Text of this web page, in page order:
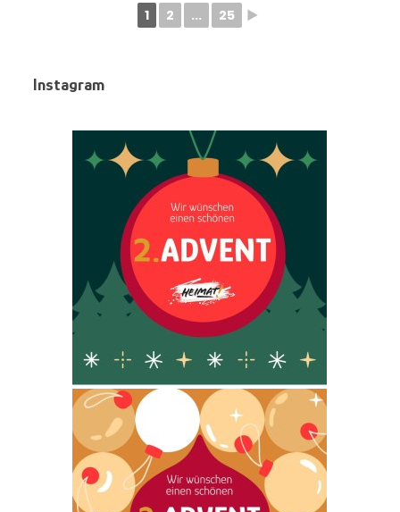
1 2 ... 25 ►
Instagram